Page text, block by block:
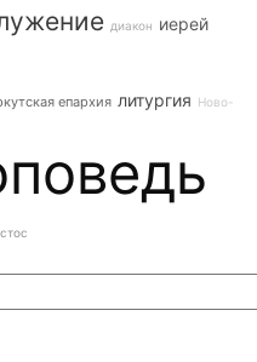
диакон иерей
епархия литургия Ново-